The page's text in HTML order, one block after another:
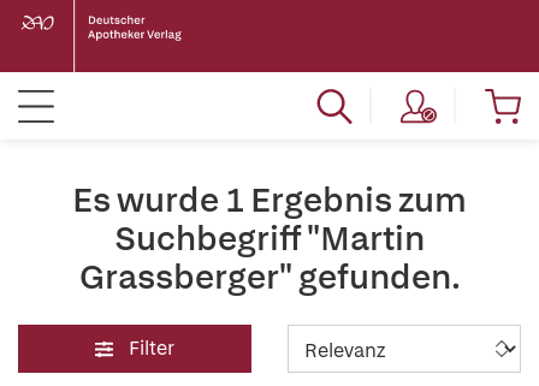
Es wurde 1 Ergebnis zum
Suchbegriff "Martin
Grassberger" gefunden.
Filter